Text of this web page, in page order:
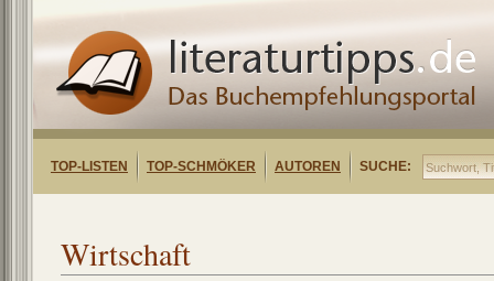
TOP-LISTEN TOP-SCHMÖKER AUTOREN SUCHE:
Wirtschaft